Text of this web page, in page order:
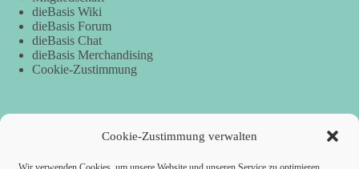
Cookie-Zustimmung verwalten
dieBasis Wiki
dieBasis Forum
dieBasis Chat
dieBasis Merchandising
Cookie-Zustimmung
Spenden